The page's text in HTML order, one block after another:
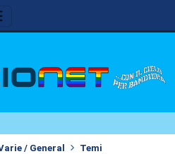
/ General
Temi